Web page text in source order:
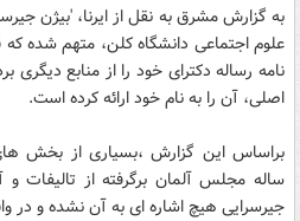
به گزارش مشرق به نقل از ایرنا، 'بیژن
علوم اجتماعی دانشگاه كلن، متهم شده
نامه رساله دكترای خود را از منابع دیگری
اصلی، آن را به نام خود ارائه كرده است.
ساله مجلس آلمان برگرفته از تالیفات و
جیرسرایی هیچ اشاره ای به آن نشده و در